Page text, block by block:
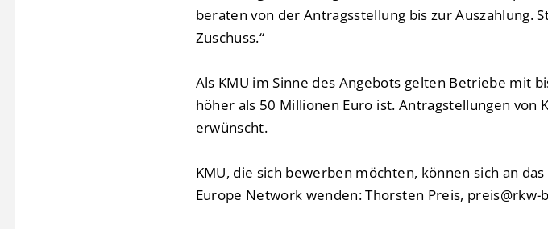
beraten von der Antragsstellung bis zur Auszahlung.
Zuschuss.“
Als KMU im Sinne des Angebots gelten Betriebe mit
höher als 50 Millionen Euro ist. Antragstellungen
erwünscht.
KMU, die sich bewerben möchten, können sich an
Europe Network wenden: Thorsten Preis,